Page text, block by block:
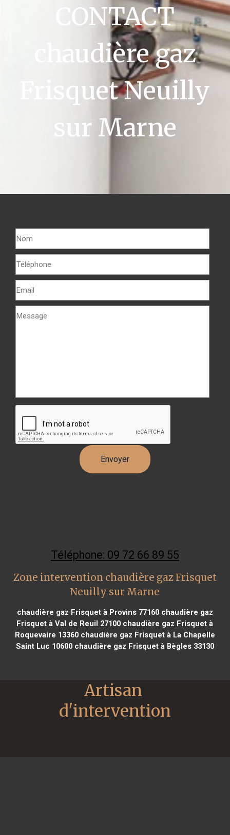
CONTACT
chaudière gaz
Frisquet Neuilly
sur Marne
Téléphone: 09 72 66 89 55
Zone intervention chaudière gaz Frisquet
Neuilly sur Marne
chaudière gaz Frisquet à Provins 77160chaudière gaz
Frisquet à Val de Reuil 27100 chaudière gaz Frisquet à
Roquevaire 13360chaudière gaz Frisquet à La Chapelle
Saint Luc 10600chaudière gaz Frisquet à Bègles 33130
Artisan
d'intervention